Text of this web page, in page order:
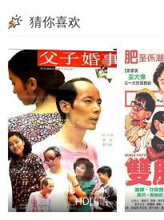
猜你喜欢
HD国语